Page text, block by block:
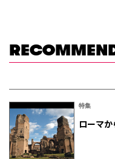
特集
ローマ